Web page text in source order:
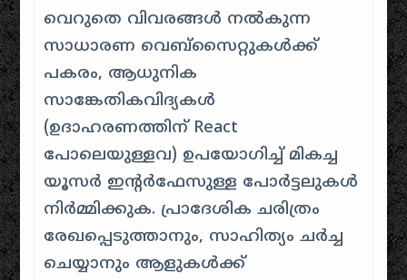
വെറുതെ വിവരങ്ങൾ നൽകുന്ന
സാധാരണ വെബ്സൈറ്റുകൾക്ക്
പകരം, ആധുനിക
സാങ്കേതികവിദ്യകൾ
(ഉദാഹരണത്തിന് React
പോലെയുള്ളവ) ഉപയോഗിച്ച് മികച്ച
യൂസർ ഇന്റർഫേസുള്ള പോർട്ടലുകൾ
നിർമ്മിക്കുക. പ്രാദേശിക ചരിത്രം
രേഖപ്പെടുത്താനും, സാഹിത്യം ചർച്ച
ചെയ്യാനും ആളുകൾക്ക്